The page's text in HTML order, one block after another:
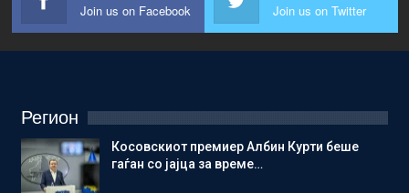
Join us on Facebook Join us on Twitter
Регион
Косовскиот премиер Албин Курти беше
гаѓан со јајца за време…